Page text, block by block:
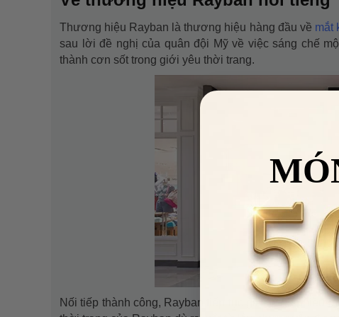
Thương hiệu Rayban là thương hiệu hàng đầu về mắt
sau lời đề nghị của quân đội Mỹ về việc sáng chế
thành cơn sốt trong giới yêu thời trang.
Nối tiếp thành công, Rayban tiếp tục giới thiệu nhiều